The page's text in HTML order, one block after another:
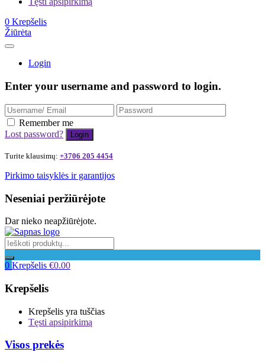
0 Krepšelis
Žiūrėta
Login
Enter your username and password to login.
Remember me
Lost password?
Turite klausimų: +3706 205 4454
Pirkimo taisyklės ir garantijos
Neseniai peržiūrėjote
Dar nieko neapžiūrėjote.
0 Krepšelis €0.00
Krepšelis
Krepšelis yra tuščias
Tęsti apsipirkimą
Visos prekės